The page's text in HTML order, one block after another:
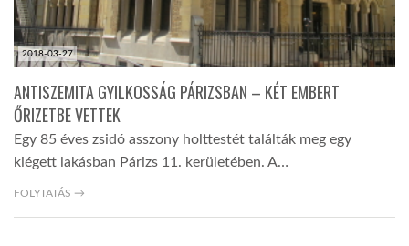
AFRIKA TUDÁSTÁR
A NAP SZÉPE
LINKTR.EE
2018-03-27
ANTISZEMITA GYILKOSSÁG PÁRIZSBAN – KÉT EMBERT
ŐRIZETBE VETTEK
Egy 85 éves zsidó asszony holttestét találták meg egy
kiégett lakásban Párizs 11. kerületében. A…
FOLYTATÁS →